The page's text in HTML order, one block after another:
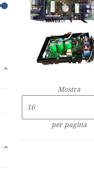
Mostra
per pagina